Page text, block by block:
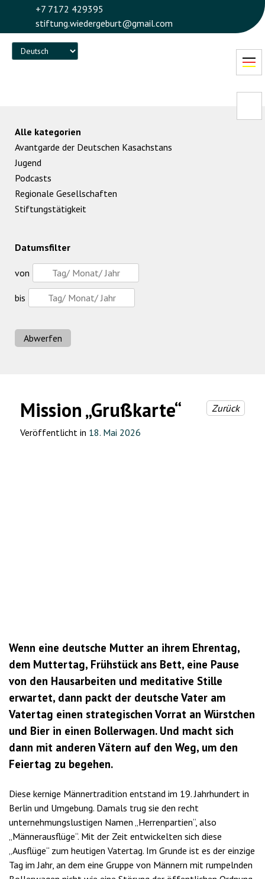
+7 7172 429395
stiftung.wiedergeburt@gmail.com
Language
Mission „Grußkarte“ Zurück
Veröffentlicht in 18. Mai 2026
Wenn eine deutsche Mutter an ihrem Ehrentag,
dem Muttertag, Frühstück ans Bett, eine Pause
von den Hausarbeiten und meditative Stille
erwartet, dann packt der deutsche Vater am
Vatertag einen strategischen Vorrat an Würstchen
und Bier in einen Bollerwagen. Und macht sich
dann mit anderen Vätern auf den Weg, um den
Feiertag zu begehen.
Diese kernige Männertradition entstand im 19. Jahrhundert in
Berlin und Umgebung. Damals trug sie den recht
unternehmungslustigen Namen „Herrenpartien“, also
„Männerausflüge“. Mit der Zeit entwickelten sich diese
„Ausflüge“ zum heutigen Vatertag. Im Grunde ist es der einzige
Tag im Jahr, an dem eine Gruppe von Männern mit rumpelnden
Alle kategorien
Avantgarde der Deutschen Kasachstans
Jugend
Podcasts
Regionale Gesellschaften
Stiftungstätigkeit
Datumsfilter
von
bis
Abwerfen